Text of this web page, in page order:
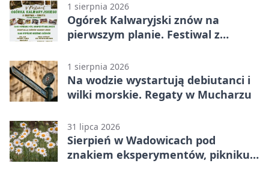
1 sierpnia 2026
Ogórek Kalwaryjski znów na
pierwszym planie. Festiwal z
1 sierpnia 2026
Na wodzie wystartują debiutanci i
wilki morskie. Regaty w Mucharzu
31 lipca 2026
Sierpień w Wadowicach pod
znakiem eksperymentów, pikniku i